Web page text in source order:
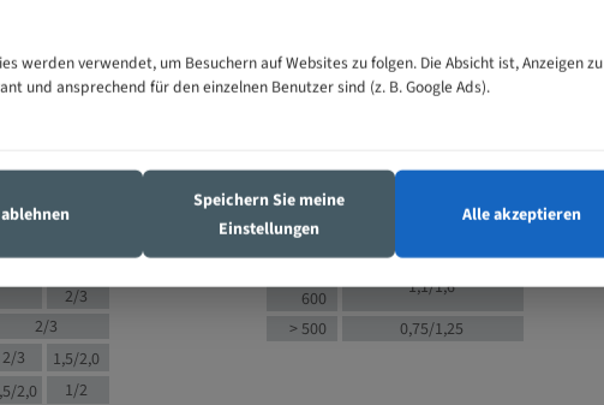
4/6
4/6
4/5
4/5
2/3
2/3
2/3
1,5/2,0
2,0 1/2
35 - 70
5/8
130 -
350
150 -
600
1,1/1,6
> 500
0,75/1,25
werden verwendet, um Besuchern auf Websites zu folgen. Die Absicht ist, Anzeigen zu
und ansprechend für den einzelnen Benutzer sind (z. B. Google Ads).
Speichern Sie meine
Einstellungen
Alle akzeptieren